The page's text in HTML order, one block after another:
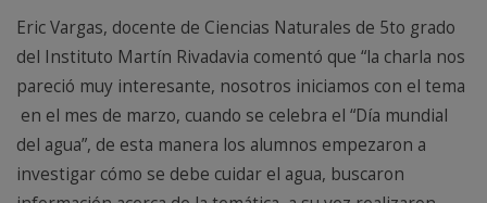
Eric Vargas, docente de Ciencias Naturales de 5to grado
del Instituto Martín Rivadavia comentó que “la charla nos
pareció muy interesante, nosotros iniciamos con el tema
en el mes de marzo, cuando se celebra el “Día mundial
del agua”, de esta manera los alumnos empezaron a
investigar cómo se debe cuidar el agua, buscaron